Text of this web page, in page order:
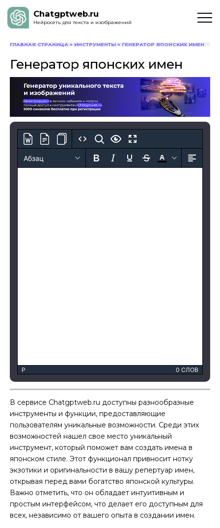
Chatgptweb.ru
Нейросеть для текста и изображений
ГЛАВНАЯ СТРАНИЦА » ИНСТРУМЕНТЫ » ГЕНЕРАТОР ЯПОНСКИХ ИМЕН
Генератор японских имен
Абзац
P 0 СЛОВ
В сервисе Chatgptweb.ru доступны разнообразные
инструменты и функции, предоставляющие
пользователям уникальные возможности. Среди этих
возможностей нашел свое место уникальный
инструмент, который поможет вам создать имена в
японском стиле. Этот функционал привносит нотку
экзотики и оригинальности в вашу репертуар имен,
открывая перед вами богатство японской культуры.
Важно отметить, что он обладает интуитивным и
простым интерфейсом, что делает его доступным для
всех, независимо от вашего опыта в создании имен.